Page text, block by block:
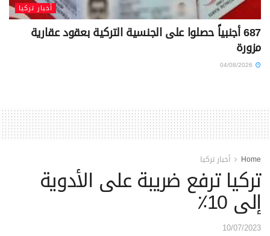
أخبار تركيا
687 أجنبياً حصلوا على الجنسية التركية بعقود عقارية
مزورة
Home أخبار تركيا
تركيا ترفع ضريبة على الأدوية
إلى 10٪
10/07/2023